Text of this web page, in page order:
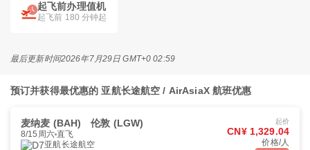
起飞前办理值机
起飞前 180 分钟起
最后更新时间2026年7月29日 GMT+0 02:59
预订并获得最优惠的 亚航长途航空 / AirAsiaX 航班优惠
麦纳麦 (BAH) 伦敦 (LGW)
8/15周六 直飞
亚航长途航空
起价
CN¥ 1,329.04
价格/人